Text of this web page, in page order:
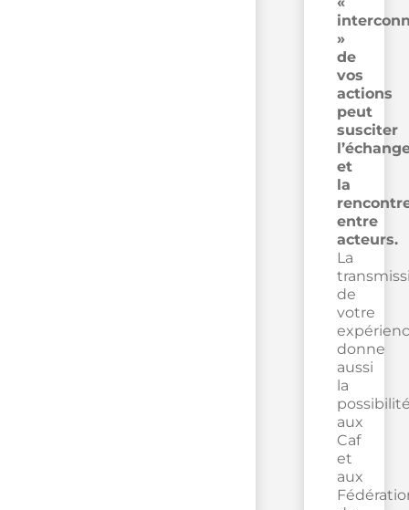
»
de
vos
actions
peut
susciter
et
la
entre
acteurs.
La
de
votre
donne
aussi
la
aux
Caf
et
aux